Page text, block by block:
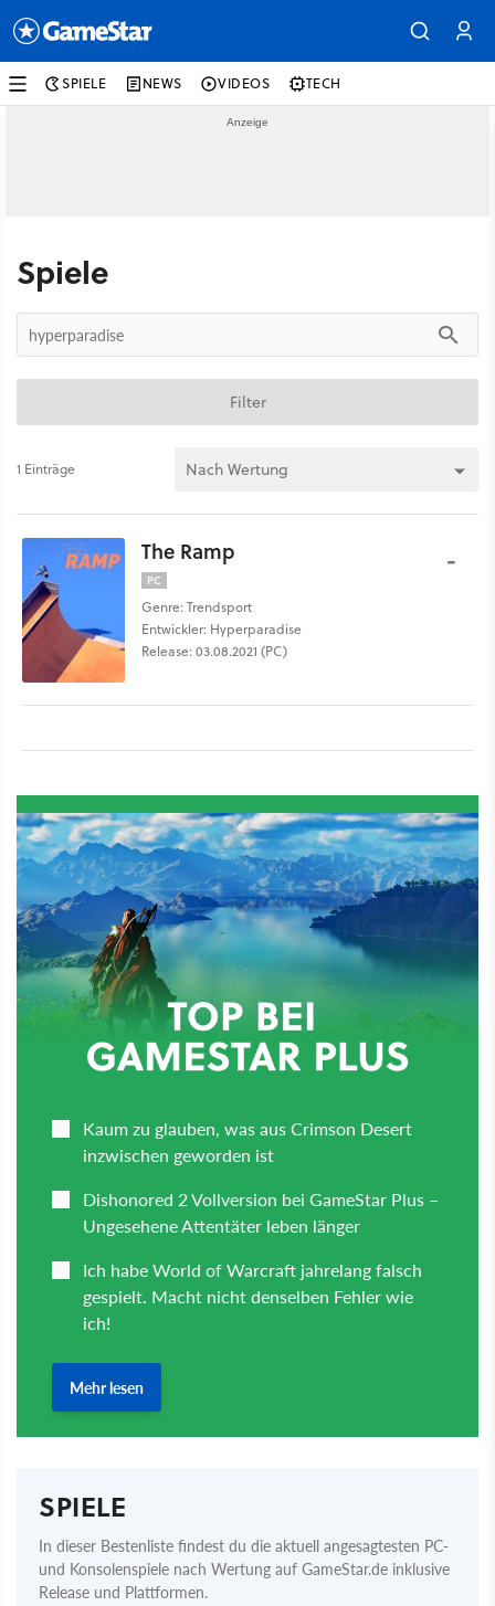
SPIELE NEWS VIDEOS TECH
Spiele
Filter
1 Einträge
The Ramp
PC
Genre: Trendsport
Entwickler: Hyperparadise
Release: 03.08.2021 (PC)
-
SPIELE
In dieser Bestenliste findest du die aktuell angesagtesten PC-
und Konsolenspiele nach Wertung auf GameStar.de inklusive
Release und Plattformen.